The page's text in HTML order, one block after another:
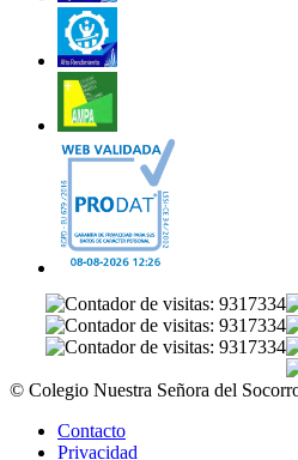
© Colegio Nuestra Señora del
Contacto
Privacidad